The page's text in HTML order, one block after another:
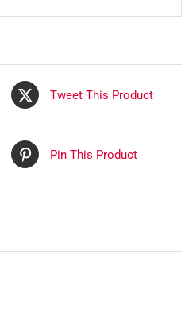
Tweet This Product
Pin This Product